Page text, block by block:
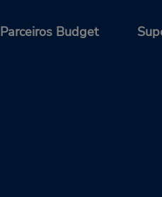
Parceiros Budget